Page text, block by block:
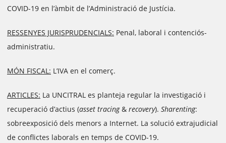
COVID-19 en l’àmbit de l’Administració de Justícia.
RESSENYES JURISPRUDENCIALS: Penal, laboral i contenciós-
administratiu.
MÓN FISCAL: L’IVA en el comerç.
ARTICLES: La UNCITRAL es planteja regular la investigació i
recuperació d’actius (asset tracing& recovery). Sharenting:
sobreexposició dels menors a Internet. La solució extrajudicial
de conflictes laborals en temps de COVID-19.